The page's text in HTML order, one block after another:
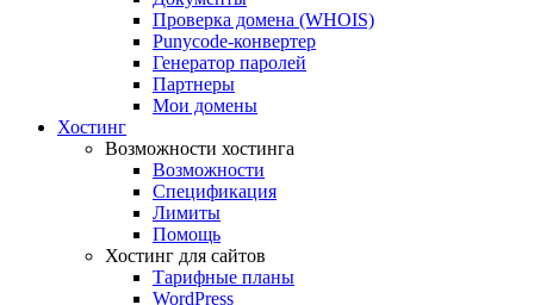
Проверка домена (WHOIS)
Punycode-конвертер
Генератор паролей
Партнеры
Мои домены
Хостинг
Возможности хостинга
Возможности
Спецификация
Лимиты
Помощь
Хостинг для сайтов
Тарифные планы
WordPress